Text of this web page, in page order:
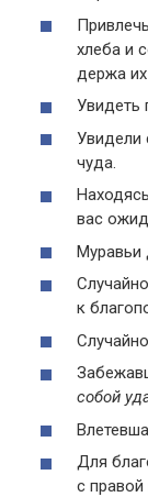
хлеба и
держа их
Увидеть
Увидели
чуда.
вас
Муравьи
к
собой
Для
с правой